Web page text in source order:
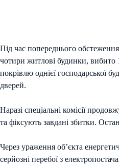
Під час попереднього
чотири житлові будинки, вибито
покрівлю однієї господарської
дверей.
Наразі спеціальні комісії
та фіксують завдані збитки.
Через ураження об’єкта
серйозні перебої з